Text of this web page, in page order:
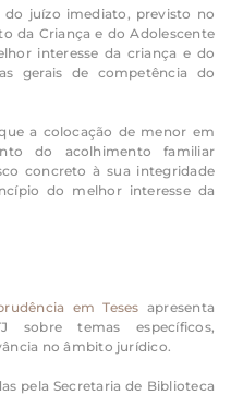
juízo imediato, previsto no
da Criança e do Adolescente
interesse da criança e do
gerais de competência do
a colocação de menor em
do acolhimento familiar
concreto à sua integridade
do melhor interesse da
em Teses apresenta
sobre temas específicos,
no âmbito jurídico.
pela Secretaria de Biblioteca